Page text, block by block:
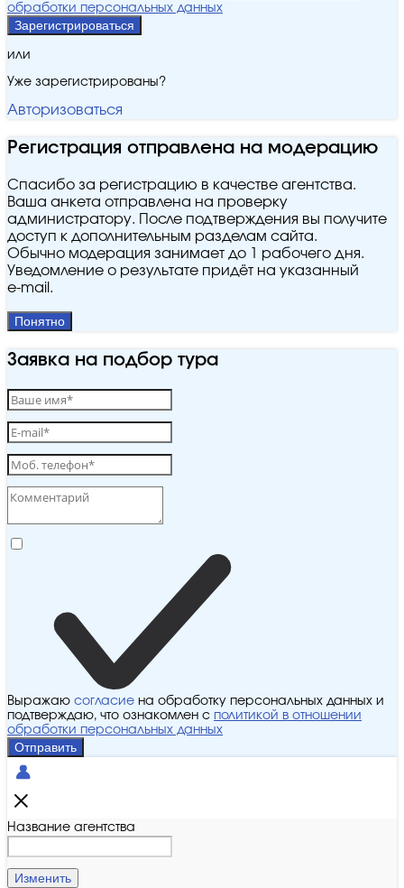
обработки персональных данных
Зарегистрироваться
или
Уже зарегистрированы?
Авторизоваться
Регистрация отправлена на модерацию
Спасибо за регистрацию в качестве агентства.
Ваша анкета отправлена на проверку
администратору. После подтверждения вы получите
доступ к дополнительным разделам сайта.
Обычно модерация занимает до 1 рабочего дня.
Уведомление о результате придёт на указанный
e‑mail.
Понятно
Заявка на подбор тура
Выражаю согласие на обработку персональных данных и
подтверждаю, что ознакомлен с политикой в отношении
обработки персональных данных
Отправить
Название агентства
Изменить